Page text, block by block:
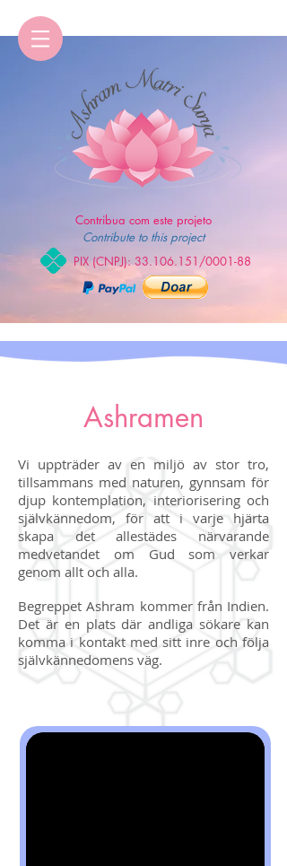
Contribua com este projeto
Contribute to this project
PIX (CNPJ):33.106.151 /0001-88
Ashramen
Vi uppträder av en miljö av stor tro,
tillsammans med naturen, gynnsam för
djup kontemplation, interiorisering och
självkännedom, för att i varje hjärta
skapa det allestädes närvarande
medvetandet om Gud som verkar
genom allt och alla.
Begreppet Ashram kommer från Indien.
Det är en plats där andliga sökare kan
komma i kontakt med sitt inre och följa
självkännedomens väg.